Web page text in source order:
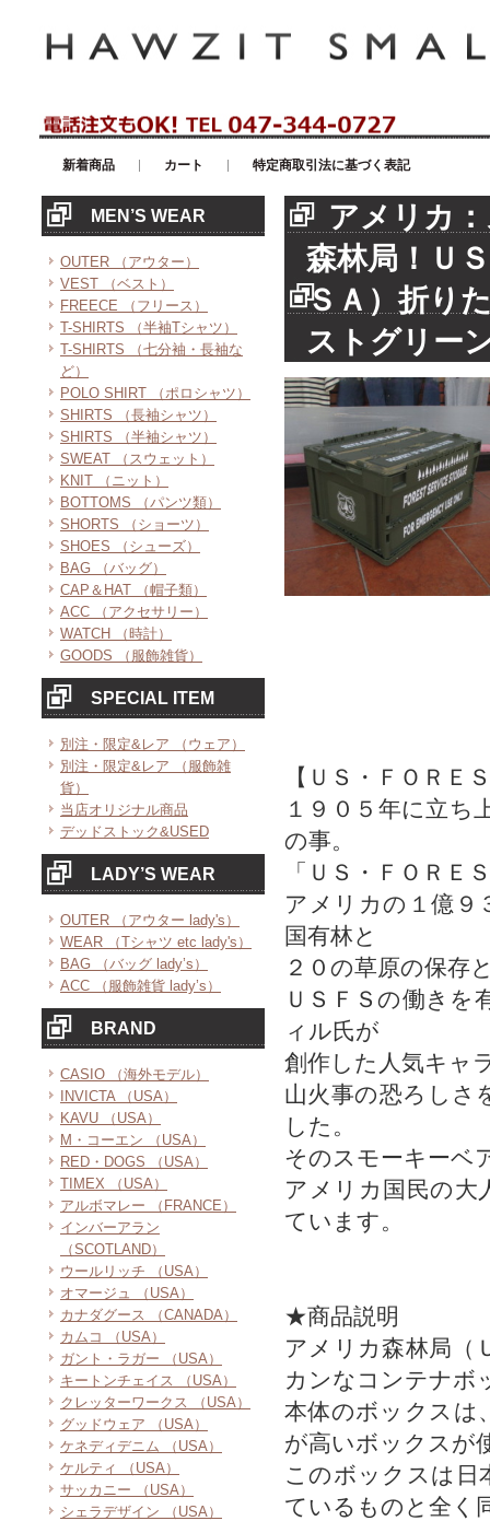
新着商品 カート 特定商取引法に基づく表記
MEN’S WEAR
OUTER （アウター）
VEST （ベスト）
FREECE （フリース）
T-SHIRTS （半袖Tシャツ）
T-SHIRTS （七分袖・長袖な
ど）
POLO SHIRT （ポロシャツ）
SHIRTS （長袖シャツ）
SHIRTS （半袖シャツ）
SWEAT （スウェット）
KNIT （ニット）
BOTTOMS （パンツ類）
SHORTS （ショーツ）
SHOES （シューズ）
BAG （バッグ）
CAP＆HAT （帽子類）
ACC （アクセサリー）
WATCH （時計）
GOODS （服飾雑貨）
SPECIAL ITEM
別注・限定&レア （ウェア）
別注・限定&レア （服飾雑
貨）
当店オリジナル商品
デッドストック&USED
LADY’S WEAR
OUTER （アウター lady's）
WEAR （Tシャツ etc lady's）
BAG （バッグ lady’s）
ACC （服飾雑貨 lady’s）
BRAND
CASIO （海外モデル）
INVICTA （USA）
KAVU （USA）
M・コーエン （USA）
RED・DOGS （USA）
TIMEX （USA）
アルボマレー （FRANCE）
インバーアラン
（SCOTLAND）
ウールリッチ （USA）
オマージュ （USA）
カナダグース （CANADA）
カムコ （USA）
ガント・ラガー （USA）
キートンチェイス （USA）
クレッターワークス （USA）
グッドウェア （USA）
ケネディデニム （USA）
ケルティ （USA）
サッカニー （USA）
シェラデザイン （USA）
アメリカ
森林局！Ｕ
ＳＡ）折り
ストグリー
【ＵＳ・ＦＯＲＥ
１９０５年に立ち
の事。
「ＵＳ・ＦＯＲＥ
アメリカの１億９
国有林と
２０の草原の保存
ＵＳＦＳの働きを
ィル氏が
創作した人気キャ
山火事の恐ろしさ
した。
そのスモーキーベ
アメリカ国民の大
ています。
★商品説明
アメリカ森林局（
カンなコンテナボ
本体のボックスは
が高いボックスが
このボックスは日
ているものと全く